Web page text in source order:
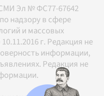
Эл № ФС77-67642
надзору в сфере
и массовых
г. Редакция не
информации,
Редакция не